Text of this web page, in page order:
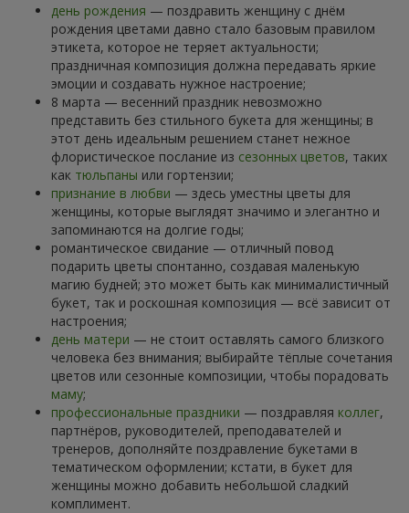
день рождения — поздравить женщину с днём
рождения цветами давно стало базовым правилом
этикета, которое не теряет актуальности;
праздничная композиция должна передавать яркие
эмоции и создавать нужное настроение;
8 марта — весенний праздник невозможно
представить без стильного букета для женщины; в
этот день идеальным решением станет нежное
флористическое послание из сезонных цветов, таких
как тюльпаны или гортензии;
признание в любви — здесь уместны цветы для
женщины, которые выглядят значимо и элегантно и
запоминаются на долгие годы;
романтическое свидание — отличный повод
подарить цветы спонтанно, создавая маленькую
магию будней; это может быть как минималистичный
букет, так и роскошная композиция — всё зависит от
настроения;
день матери — не стоит оставлять самого близкого
человека без внимания; выбирайте тёплые сочетания
цветов или сезонные композиции, чтобы порадовать
маму;
профессиональные праздники — поздравляя коллег,
партнёров, руководителей, преподавателей и
тренеров, дополняйте поздравление букетами в
тематическом оформлении; кстати, в букет для
женщины можно добавить небольшой сладкий
комплимент.